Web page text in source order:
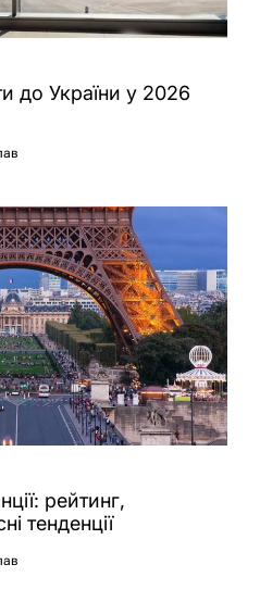
до України у 2026
рейтинг,
тенденції